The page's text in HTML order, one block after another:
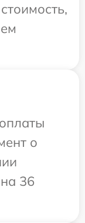
о
36